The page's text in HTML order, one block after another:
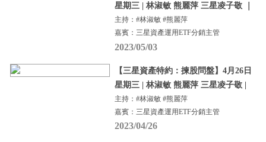
星期三 | 林淑敏 熊麗萍 三星凌子敬 ｜
主持：#林淑敏 #熊麗萍
嘉賓：三星資產運用ETF分銷主管
2023/05/03
【三星資產特約：揀股問盤】4月26日
星期三 | 林淑敏 熊麗萍 三星凌子敬 |
主持：#林淑敏 #熊麗萍
嘉賓：三星資產運用ETF分銷主管
2023/04/26